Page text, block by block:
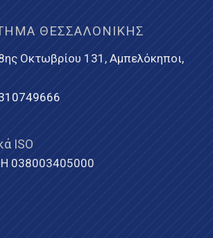
ΘΕΣΣΑΛΟΝΊΚΗΣ
Οκτωβρίου 131, Αμπελόκηποι,
ISO
038003405000